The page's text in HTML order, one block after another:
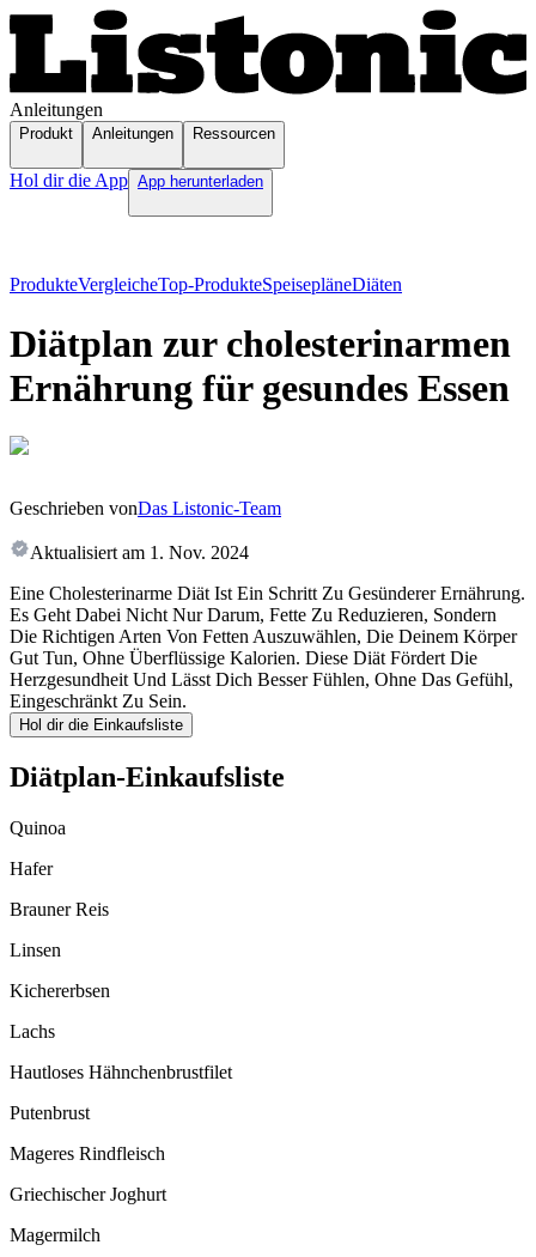
Anleitungen
Produkt Anleitungen Ressourcen
Hol dir die App App herunterladen
ProdukteVergleicheTop-ProdukteSpeisepläneDiäten
Diätplan zur cholesterinarmen
Ernährung für gesundes Essen
Geschrieben vonDas Listonic-Team
Aktualisiert am 1. Nov. 2024
Eine Cholesterinarme Diät Ist Ein Schritt Zu Gesünderer Ernährung.
Es Geht Dabei Nicht Nur Darum, Fette Zu Reduzieren, Sondern
Die Richtigen Arten Von Fetten Auszuwählen, Die Deinem Körper
Gut Tun, Ohne Überflüssige Kalorien. Diese Diät Fördert Die
Herzgesundheit Und Lässt Dich Besser Fühlen, Ohne Das Gefühl,
Eingeschränkt Zu Sein.
Hol dir die Einkaufsliste
Diätplan-Einkaufsliste
Quinoa
Hafer
Brauner Reis
Linsen
Kichererbsen
Lachs
Hautloses Hähnchenbrustfilet
Putenbrust
Mageres Rindfleisch
Griechischer Joghurt
Magermilch